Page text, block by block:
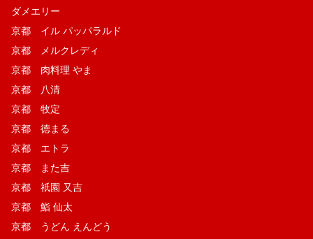
ダメエリー
京都 イル パッパラルド
京都 メルクレディ
京都 肉料理 やま
京都 八清
京都 牧定
京都 徳まる
京都 エトラ
京都 また吉
京都 祇園 又吉
京都 鮨 仙太
京都 うどん えんどう